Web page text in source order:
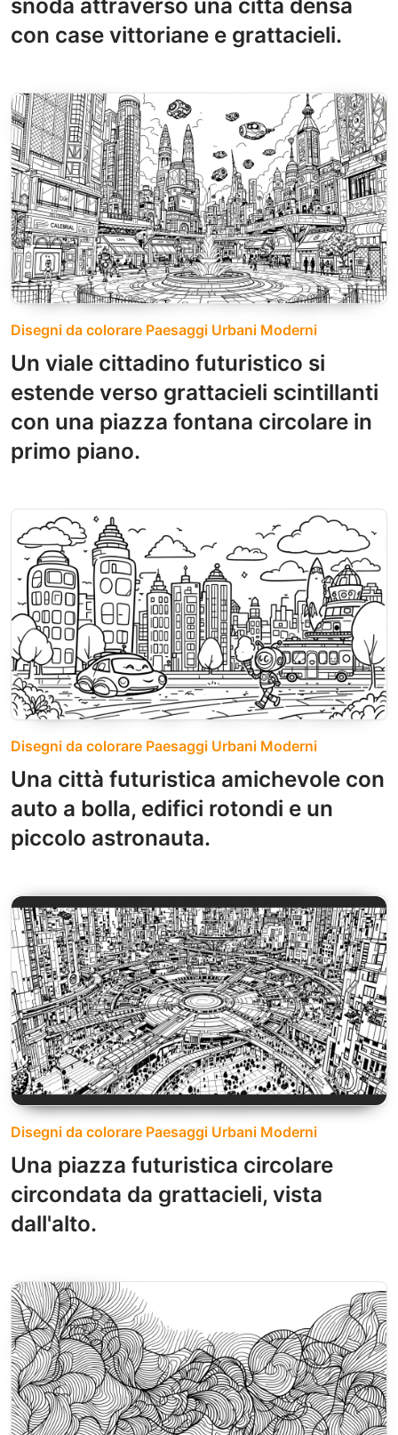
snoda attraverso una città densa
con case vittoriane e grattacieli.
Disegni da colorare Paesaggi Urbani Moderni
Un viale cittadino futuristico si
estende verso grattacieli scintillanti
con una piazza fontana circolare in
primo piano.
Disegni da colorare Paesaggi Urbani Moderni
Una città futuristica amichevole con
auto a bolla, edifici rotondi e un
piccolo astronauta.
Disegni da colorare Paesaggi Urbani Moderni
Una piazza futuristica circolare
circondata da grattacieli, vista
dall'alto.